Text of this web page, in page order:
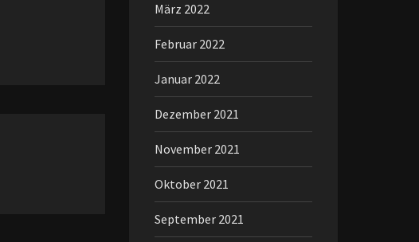
März 2022
Februar 2022
Januar 2022
Dezember 2021
November 2021
Oktober 2021
September 2021